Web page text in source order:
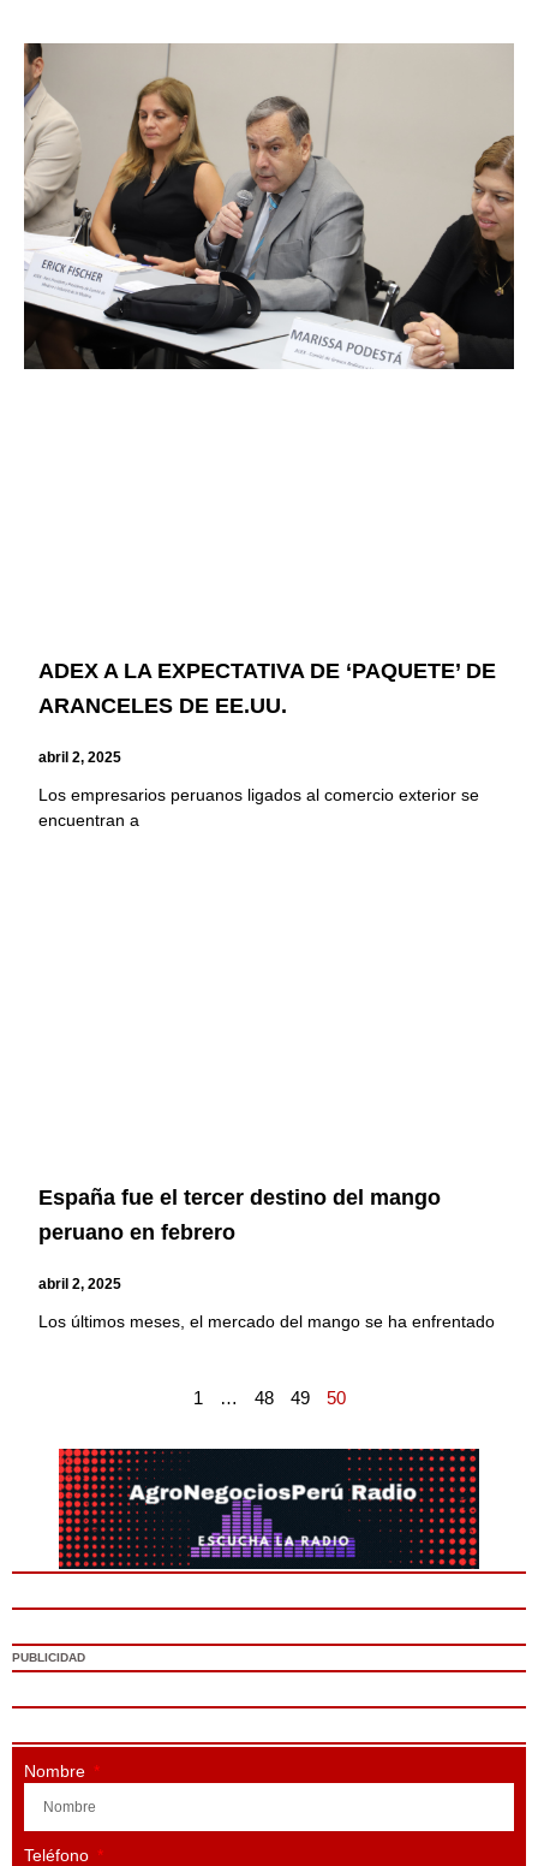
ADEX A LA EXPECTATIVA DE ‘PAQUETE’ DE
ARANCELES DE EE.UU.
abril 2, 2025
Los empresarios peruanos ligados al comercio exterior se
encuentran a
España fue el tercer destino del mango
peruano en febrero
abril 2, 2025
Los últimos meses, el mercado del mango se ha enfrentado
1 … 48 49 50
PUBLICIDAD
Nombre
Teléfono